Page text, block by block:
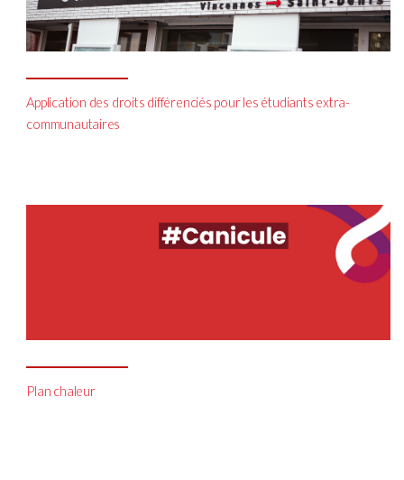
Application des droits différenciés pour les étudiants extra-
communautaires
Plan chaleur